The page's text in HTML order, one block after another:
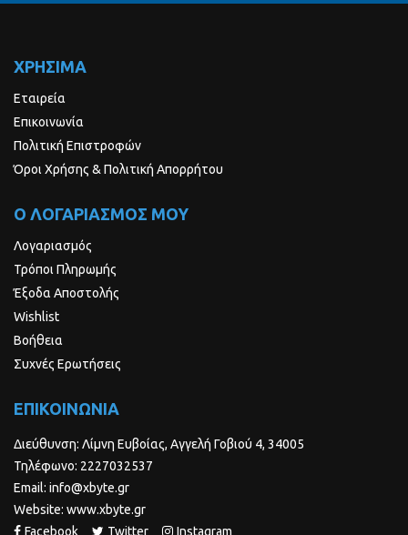
ΧΡΗΣΙΜΑ
Εταιρεία
Επικοινωνία
Πολιτική Επιστροφών
Όροι Χρήσης & Πολιτική Απορρήτου
Ο ΛΟΓΑΡΙΑΣΜΟΣ ΜΟΥ
Λογαριασμός
Τρόποι Πληρωμής
Έξοδα Αποστολής
Wishlist
Βοήθεια
Συχνές Ερωτήσεις
ΕΠΙΚΟΙΝΩΝΙΑ
Διεύθυνση: Λίμνη Ευβοίας, Αγγελή Γοβιού 4, 34005
Τηλέφωνο: 2227032537
Email: info@xbyte.gr
Website: www.xbyte.gr
Facebook
Twitter Instagram